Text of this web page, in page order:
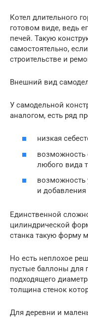
Котел длительного
готовом виде, ведь
печей. Такую
самостоятельно,
строительстве и
Внешний вид
У самодельной
аналогом, есть ряд
низкая
возможность
любого вида
возможность
и
Единственной
цилиндрической
станка такую форму
Но есть неплохое
пустые баллоны для
подходящего
толщина стенок
Для деревни и